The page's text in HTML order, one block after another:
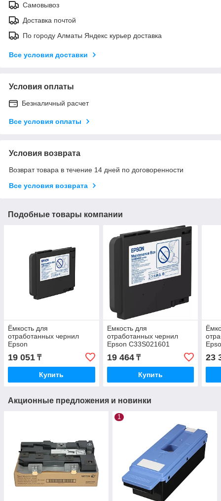
Самовывоз
Доставка почтой
По городу Алматы Яндекс курьер доставка
Все условия доставки
Условия оплаты
Безналичный расчет
Все условия оплаты
Условия возврата
Возврат товара в течение 14 дней по договоренности
Все условия возврата
Подобные товары компании
Ёмкость для
отработанных чернил
Epson
C33S021601SJMB4000
C4000e Maintenance box
C33S021601
19 051 ₸
Купить
Емкость для
отработанных чернил
Epson C33S021601
Maintenance box
(C33S021601)
19 464₸
Купить
23
Акционные предложения и новинки
1